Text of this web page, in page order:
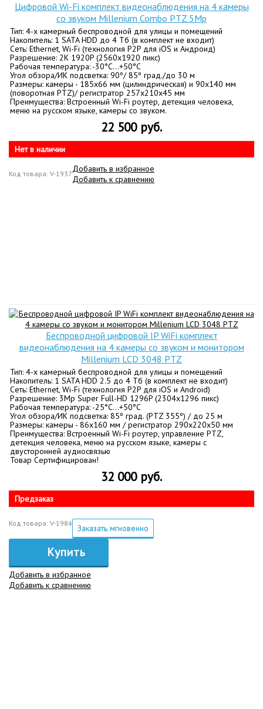
Цифровой Wi-Fi комплект видеонаблюдения на 4 камеры
со звуком Millenium Combo PTZ 5Mp
Тип: 4-х камерный беспроводной для улицы и помещений
Накопитель: 1 SATA HDD до 4 Тб (в комплект не входит)
Сеть: Ethernet, Wi-Fi (технология P2P для iOS и Андроид)
Разрешение: 2K 1920P (2560x1920 пикс)
Рабочая температура: -30°C…+50°C
Угол обзора/ИК подсветка: 90º/ 85º град./до 30 м
Размеры: камеры - 185x66 мм (цилиндрическая) и 90x140 мм
(поворотная PTZ)/ регистратор 257х210х45 мм
Преимущества: Встроенный Wi-Fi роутер, детекция человека,
меню на русском языке, камеры со звуком.
22 500 руб.
Нет в наличии
Код товара: V-1937Добавить в избранное
Добавить к сравнению
Беспроводной цифровой IP WiFi комплект
видеонаблюдения на 4 камеры со звуком и монитором
Millenium LCD 3048 PTZ
Тип: 4-х камерный беспроводной для улицы и помещений
Накопитель: 1 SATA HDD 2.5 до 4 Тб (в комплект не входит)
Сеть: Ethernet, Wi-Fi (технология P2P для iOS и Android)
Разрешение: 3Mp Super Full-HD 1296P (2304x1296 пикс)
Рабочая температура: -25°C…+50°C
Угол обзора/ИК подсветка: 85º град. (PTZ 355º) / до 25 м
Размеры: камеры - 86x160 мм / регистратор 290х220х50 мм
Преимущества: Встроенный Wi-Fi роутер, управление PTZ,
детекция человека, меню на русском языке, камеры с
двусторонней аудиосвязью
Товар Сертифицирован!
32 000 руб.
Предзаказ
Код товара: V-1984 Заказать мгновенно
Купить
Добавить в избранное
Добавить к сравнению